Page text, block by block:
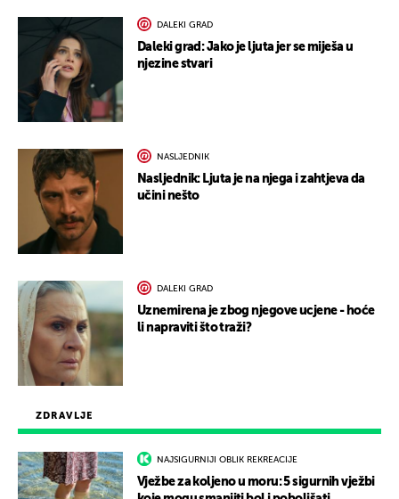
ZDRAVLJE
NAJSIGURNIJI OBLIK REKREACIJE
Vježbe za koljeno u moru: 5 sigurnih vježbi
DALEKI GRAD
Daleki grad: Jako je ljuta jer se miješa u
njezine stvari
NASLJEDNIK
Nasljednik: Ljuta je na njega i zahtjeva da
učini nešto
DALEKI GRAD
Uznemirena je zbog njegove ucjene - hoće
li napraviti što traži?